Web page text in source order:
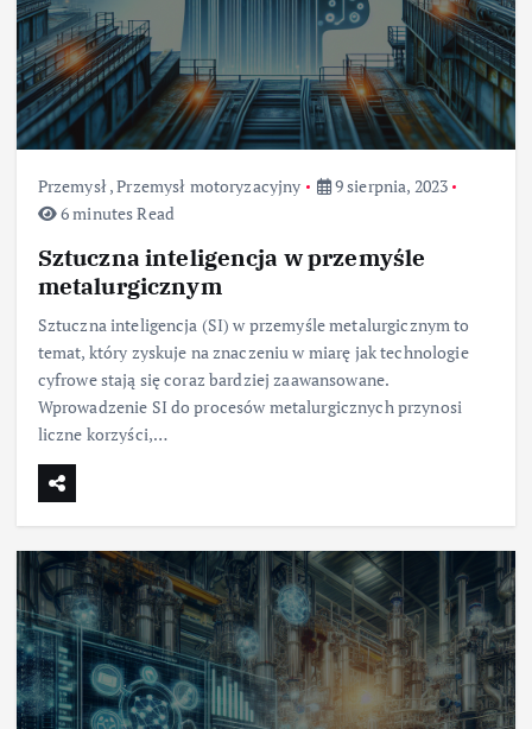
Przemysł,Przemysł motoryzacyjny
9 sierpnia, 2023
6 minutes Read
Sztuczna inteligencja w przemyśle
metalurgicznym
Sztuczna inteligencja (SI) w przemyśle metalurgicznym to
temat, który zyskuje na znaczeniu w miarę jak technologie
cyfrowe stają się coraz bardziej zaawansowane.
Wprowadzenie SI do procesów metalurgicznych przynosi
liczne korzyści,…